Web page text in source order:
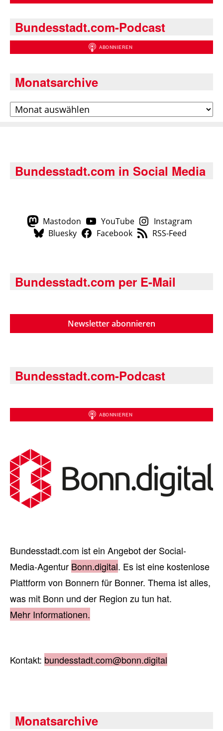
Bundesstadt.com-Podcast
Monatsarchive
Archiv
Bundesstadt.com in Social Media
Mastodon YouTube
Instagram
Bluesky
Facebook RSS-Feed
Bundesstadt.com per E-Mail
Newsletter abonnieren
Bundesstadt.com-Podcast
Bundesstadt.com ist ein Angebot der Social-
Media-Agentur Bonn.digital. Es ist eine kostenlose
Plattform von Bonnern für Bonner. Thema ist alles,
was mit Bonn und der Region zu tun hat.
Mehr Informationen.
Kontakt: bundesstadt.com@bonn.digital
Monatsarchive